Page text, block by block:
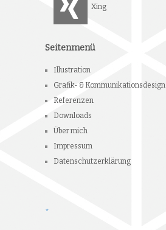
Xing
Seitenmenü
Illustration
Grafik- & Kommunikationsdesign
Referenzen
Downloads
Über mich
Impressum
Datenschutzerklärung
*